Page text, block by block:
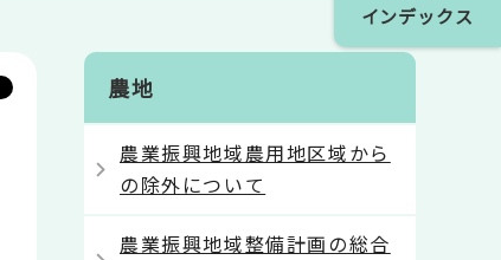
インデックス
農地
農業振興地域農用地区域から
の除外について
農業振興地域整備計画の総合